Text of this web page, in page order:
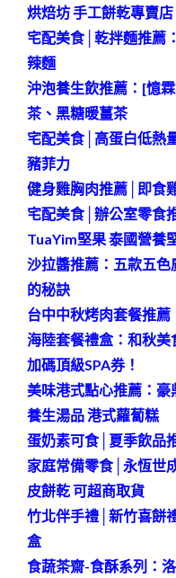
烘焙坊 手工餅乾專賣店
宅配美食│乾拌麵推薦
辣麵
沖泡養生飲推薦：[憶
茶、黑糖暖薑茶
宅配美食│高蛋白低熱
豬菲力
健身雞胸肉推薦│即食
宅配美食│辦公室零食
TuaYim堅果 泰國營養
沙拉醬推薦：五款五
的秘訣
台中中秋烤肉套餐推
海陸套餐禮盒：和秋美
加碼頂級SPA券！
美味港式點心推薦：
養生湯品 港式蘿蔔糕
蛋奶素可食│夏季飲品
家庭常備零食│永恆世
皮餅乾 可超商取貨
竹北伴手禮│新竹喜餅
盒
食蔬茶齋-食酥系列：